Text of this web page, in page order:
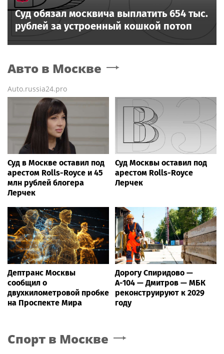
Суд обязал москвича выплатить 654 тыс.
рублей за устроенный кошкой потоп
Авто в Москве
Auto.russia24.pro
Суд в Москве оставил под
арестом Rolls-Royce и 45
млн рублей блогера
Лерчек
Суд Москвы оставил под
арестом Rolls-Royce
Лерчек
Дептранс Москвы
сообщил о
двухкилометровой пробке
на Проспекте Мира
Дорогу Спиридово —
А-104 — Дмитров — МБК
реконструируют к 2029
году
Спорт в Москве